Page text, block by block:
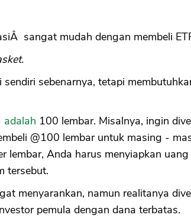
sangat mudah dengan membeli
sebenarnya, tetapi
adalah 100 lembar. Misalnya, ingin
@100 lembar untuk masing -
lembar, Anda harus menyiapkan
tersebut.
menyarankan, namun realitanya
pemula dengan dana terbatas.